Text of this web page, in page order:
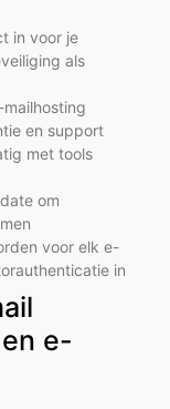
in voor je
als
en support
met tools
om
voor elk e-
in
e-